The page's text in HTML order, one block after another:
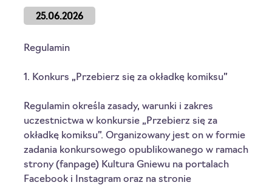
25.06.2026
Regulamin
1. Konkurs „Przebierz się za okładkę komiksu”
Regulamin określa zasady, warunki i zakres
uczestnictwa w konkursie „Przebierz się za
okładkę komiksu”. Organizowany jest on w formie
zadania konkursowego opublikowanego w ramach
strony (fanpage) Kultura Gniewu na portalach
Facebook i Instagram oraz na stronie